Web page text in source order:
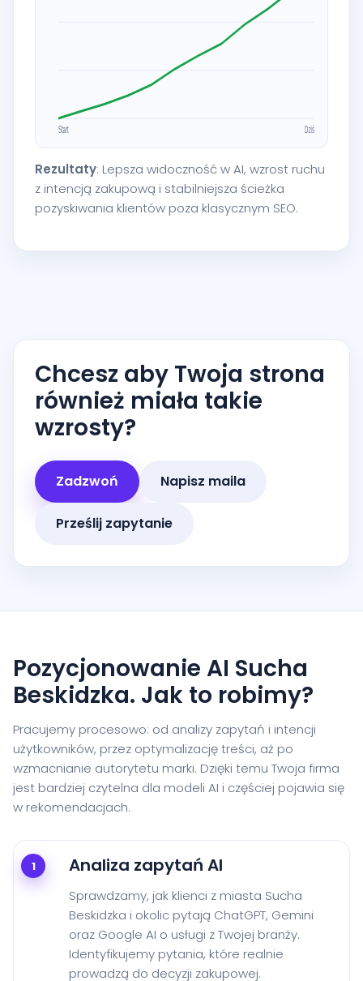
Rezultaty: Lepsza widoczność w AI, wzrost ruchu
z intencją zakupową i stabilniejsza ścieżka
pozyskiwania klientów poza klasycznym SEO.
Chcesz aby Twoja strona
również miała takie
wzrosty?
Zadzwoń Napisz maila
Prześlij zapytanie
Pozycjonowanie AI Sucha
Beskidzka. Jak to robimy?
Pracujemy procesowo: od analizy zapytań i intencji
użytkowników, przez optymalizację treści, aż po
wzmacnianie autorytetu marki. Dzięki temu Twoja firma
jest bardziej czytelna dla modeli AI i częściej pojawia się
w rekomendacjach.
1 Analiza zapytań AI
Sprawdzamy, jak klienci z miasta Sucha
Beskidzka i okolic pytają ChatGPT, Gemini
oraz Google AI o usługi z Twojej branży.
Identyfikujemy pytania, które realnie
prowadzą do decyzji zakupowej.